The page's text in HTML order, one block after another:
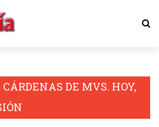
DE MVS. HOY,